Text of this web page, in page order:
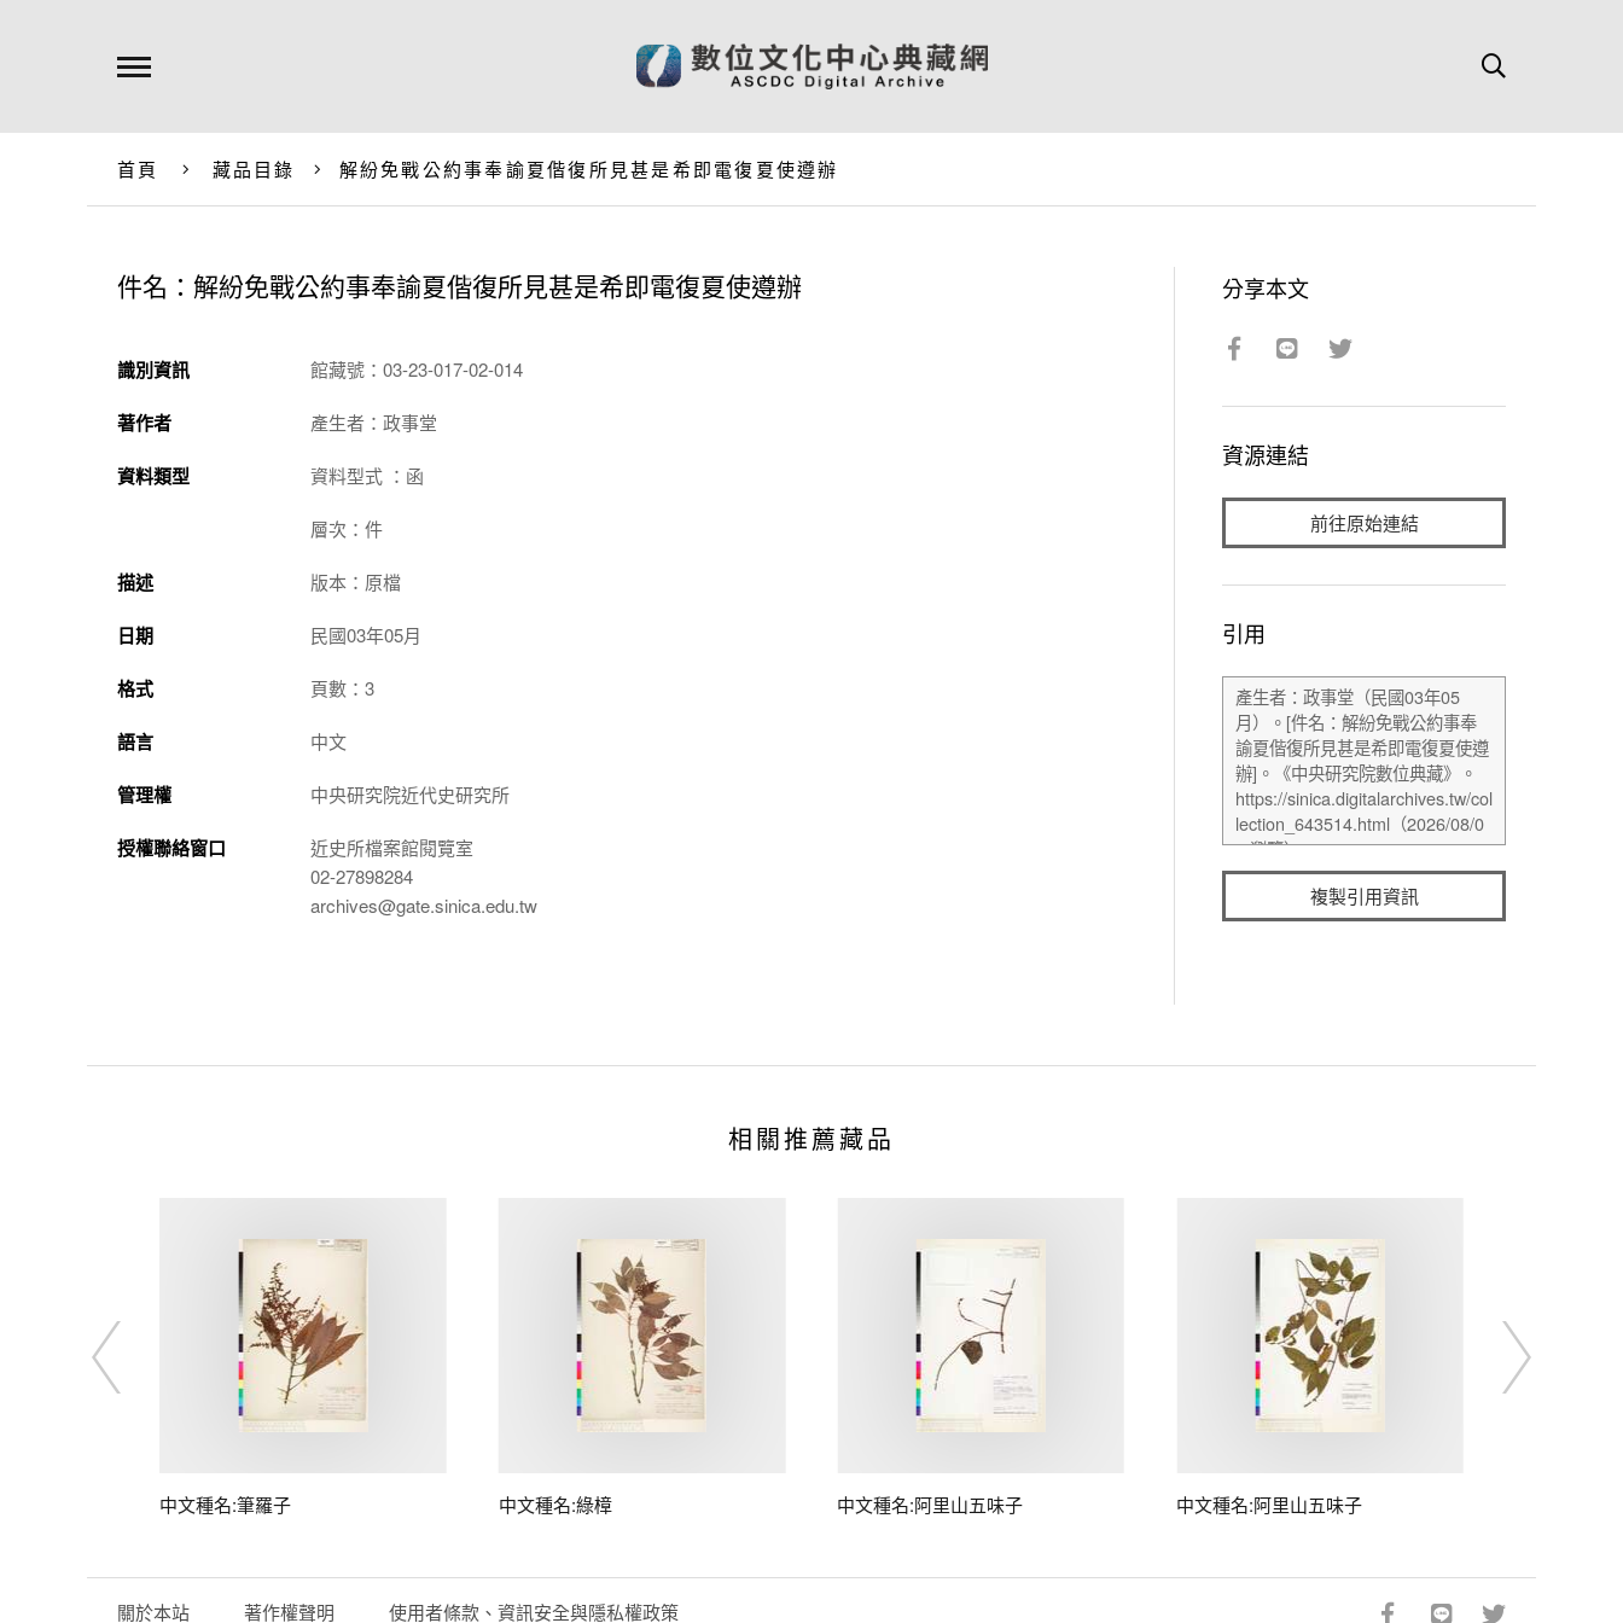
首頁 藏品目錄 解紛免戰公約事奉諭夏偕復所見甚是希即電復夏使遵辦
件名：解紛免戰公約事奉諭夏偕復所見甚是希即電復夏使遵辦
識別資訊 館藏號：03-23-017-02-014
著作者 產生者：政事堂
資料類型 資料型式 ：函
層次：件
描述 版本：原檔
日期 民國03年05月
格式 頁數：3
語言 中文
管理權 中央研究院近代史研究所
授權聯絡窗口
近史所檔案館閱覽室
02-27898284
archives@gate.sinica.edu.tw
分享本文
資源連結
前往原始連結
引用
複製引用資訊
相關推薦藏品
中文種名:筆羅子 中文種名:綠樟 中文種名:阿里山五味子 中文種名:阿里山五味子
關於本站 著作權聲明 使用者條款、資訊安全與隱私權政策